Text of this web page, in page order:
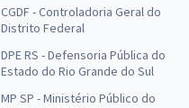
CGDF - Controladoria Geral do
Distrito Federal
DPE RS - Defensoria Pública do
Estado do Rio Grande do Sul
MP SP - Ministério Público do